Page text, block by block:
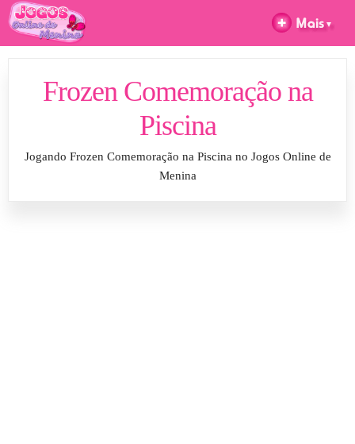
Frozen Comemoração na
Piscina
Jogando Frozen Comemoração na Piscina no Jogos Online de
Menina